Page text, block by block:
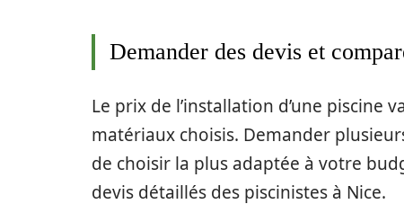
Demander des devis et
Le prix de l’installation d’une
matériaux choisis. Demander
de choisir la plus adaptée à votre
devis détaillés des piscinistes à Nice.